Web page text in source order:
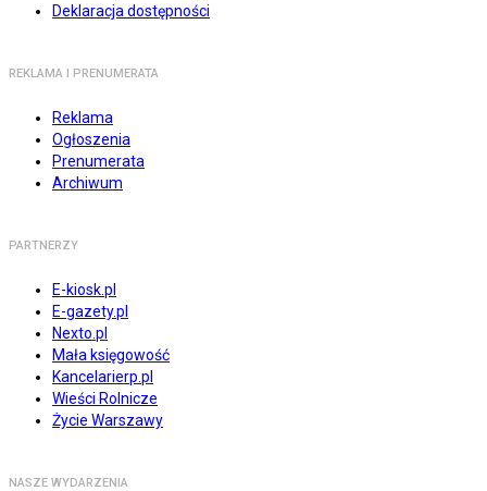
Deklaracja dostępności
REKLAMA I PRENUMERATA
Reklama
Ogłoszenia
Prenumerata
Archiwum
PARTNERZY
E-kiosk.pl
E-gazety.pl
Nexto.pl
Mała księgowość
Kancelarierp.pl
Wieści Rolnicze
Życie Warszawy
NASZE WYDARZENIA